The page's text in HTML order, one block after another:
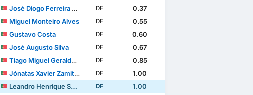
José Diogo Ferreira Sampaio DF
0.37
Miguel Monteiro Alves
DF
0.55
Gustavo Costa
DF
0.60
José Augusto Silva
DF
0.67
Tiago Miguel Geraldes Parente
DF
0.85
Jónatas Xavier Zamith Oliveira Noro
DF
1.00
Leandro Henrique Sousa Santos
DF
1.00